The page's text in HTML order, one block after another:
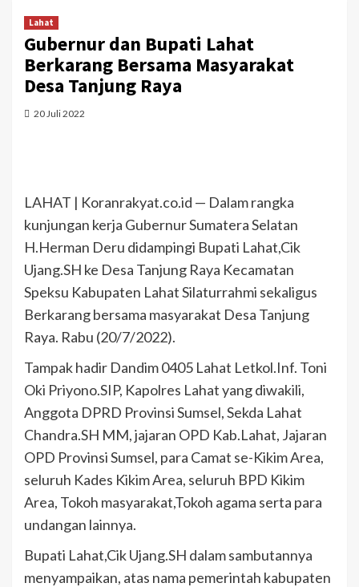
Lahat
Gubernur dan Bupati Lahat
Berkarang Bersama Masyarakat
Desa Tanjung Raya
20 Juli 2022
LAHAT | Koranrakyat.co.id — Dalam rangka
kunjungan kerja Gubernur Sumatera Selatan
H.Herman Deru didampingi Bupati Lahat,Cik
Ujang.SH ke Desa Tanjung Raya Kecamatan
Speksu Kabupaten Lahat Silaturrahmi sekaligus
Berkarang bersama masyarakat Desa Tanjung
Raya. Rabu (20/7/2022).
Tampak hadir Dandim 0405 Lahat Letkol.Inf. Toni
Oki Priyono.SIP, Kapolres Lahat yang diwakili,
Anggota DPRD Provinsi Sumsel, Sekda Lahat
Chandra.SH MM, jajaran OPD Kab.Lahat, Jajaran
OPD Provinsi Sumsel, para Camat se-Kikim Area,
seluruh Kades Kikim Area, seluruh BPD Kikim
Area, Tokoh masyarakat,Tokoh agama serta para
undangan lainnya.
Bupati Lahat,Cik Ujang.SH dalam sambutannya
menyampaikan, atas nama pemerintah kabupaten